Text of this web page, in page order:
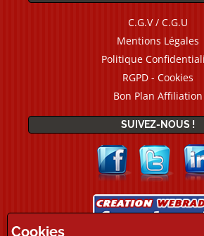
C.G.V / C.G.U
Mentions Légales
Politique
RGPD - Cookies
Bon Plan Affiliation
SUIVEZ-NOUS !
Cookies